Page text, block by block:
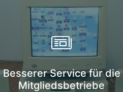
Besserer Service für die
Mitgliedsbetriebe
Mehr erfahren